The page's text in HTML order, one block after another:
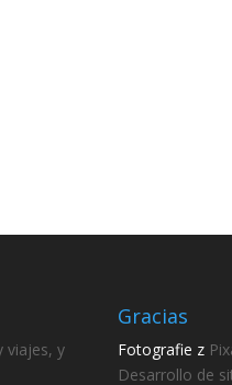
viajes, y
Gracias
Fotografie z
Desarrollo de